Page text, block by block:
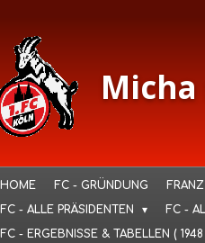
HOME FC - GRÜNDUNG
FC - ALLE PRÄSIDENTEN
FC -
FC - ERGEBNISSE & TABELLEN (